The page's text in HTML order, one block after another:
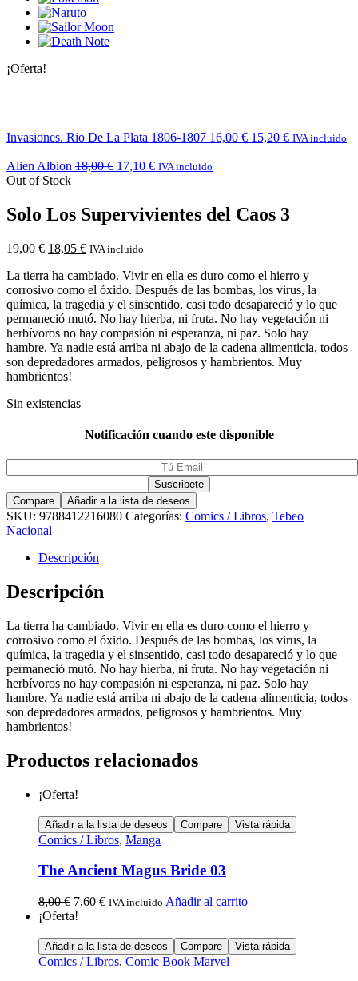
¡Oferta!
Invasiones. Rio De La Plata 1806-1807 16,00€ 15,20 € IVA incluido
Alien Albion 18,00€ 17,10 € IVA incluido
Out of Stock
Solo Los Supervivientes del Caos 3
19,00€ 18,05 € IVA incluido
La tierra ha cambiado. Vivir en ella es duro como el hierro y
corrosivo como el óxido. Después de las bombas, los virus, la
química, la tragedia y el sinsentido, casi todo desapareció y lo que
permaneció mutó. No hay hierba, ni fruta. No hay vegetación ni
herbívoros no hay compasión ni esperanza, ni paz. Solo hay
hambre. Ya nadie está arriba ni abajo de la cadena alimenticia, todos
son depredadores armados, peligrosos y hambrientos. Muy
hambrientos!
Sin existencias
Notificación cuando este disponible
Compare Añadir a la lista de deseos
SKU: 9788412216080 Categorías: Comics / Libros, Tebeo
Nacional
Descripción
Descripción
La tierra ha cambiado. Vivir en ella es duro como el hierro y
corrosivo como el óxido. Después de las bombas, los virus, la
química, la tragedia y el sinsentido, casi todo desapareció y lo que
permaneció mutó. No hay hierba, ni fruta. No hay vegetación ni
herbívoros no hay compasión ni esperanza, ni paz. Solo hay
hambre. Ya nadie está arriba ni abajo de la cadena alimenticia, todos
son depredadores armados, peligrosos y hambrientos. Muy
hambrientos!
Productos relacionados
¡Oferta!
Añadir a la lista de deseos Compare Vista rápida
Comics / Libros, Manga
The Ancient Magus Bride 03
8,00€ 7,60 € IVA incluido Añadir al carrito
¡Oferta!
Añadir a la lista de deseos Compare Vista rápida
Comics / Libros, Comic Book Marvel